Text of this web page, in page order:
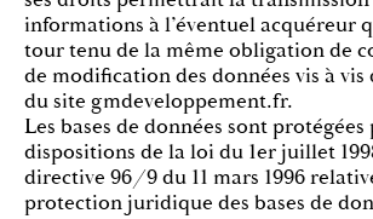
informations à l’éventuel acquéreur
tour tenu de la même obligation de
de modification des données vis à vis
du site gmdeveloppement.fr.
Les bases de données sont protégées
dispositions de la loi du 1er juillet
directive 96/9 du 11 mars 1996
protection juridique des bases de